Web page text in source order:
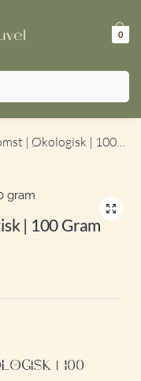
0
køb over 499,- | ⭐ TrustPilot
| Økologisk | 100 gram
| 100 Gram
| 100